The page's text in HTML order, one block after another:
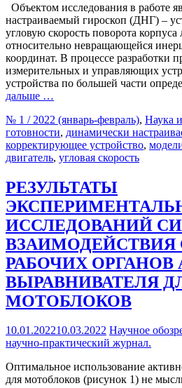
Объектом исследования в работе
настраиваемый гироскоп (ДНГ) –
угловую скорость поворота корпуса
относительно невращающейся
координат. В процессе разработки
измерительных и управляющих
устройства по большей части
дальше …
№ 1 / 2022 (январь-февраль), Наука
готовности, динамически
корректирующее устройство,
двигатель, угловая скорость
РЕЗУЛЬТАТЫ
ИССЛЕДОВАНИЙ
ВЗАИМОДЕЙСТВИЯ
РАБОЧИХ ОРГАНОВ
ВЫРАВНИВАТЕЛЯ
МОТОБЛОКОВ
10.01.202210.03.2022 Научное
научно-практический журнал.
Оптимальное использование
для мотоблоков (рисунок 1) не